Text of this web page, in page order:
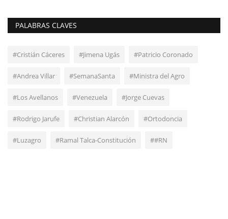
PALABRAS CLAVES
#Cristián Cáceres #Jimena Ugás #Patricio Coronado
#Andrea Villar #SemanaSanta #Ministra del Agro
#Los Avellanos #Venezuela #Jorge Cuevas
#Rodrigo Jarufe #Christian Alarcón #Ortodoncia
#Luzagro #Ramal Talca-Constitución ##RN